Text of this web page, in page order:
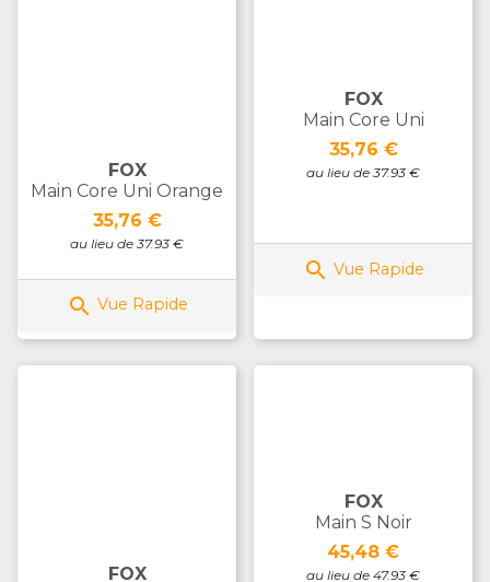
FOX
Main Core Uni Orange
Prix
35,76 €
au lieu de 37.93 €
 Vue Rapide
FOX
Main Core Uni
Prix
35,76 €
au lieu de 37.93 €
 Vue Rapide
FOX
FOX
Main S Noir
Prix
45,48 €
au lieu de 47.93 €